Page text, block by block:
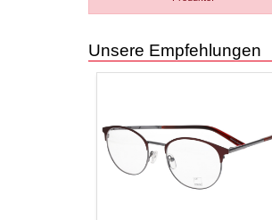
Unsere Empfehlungen